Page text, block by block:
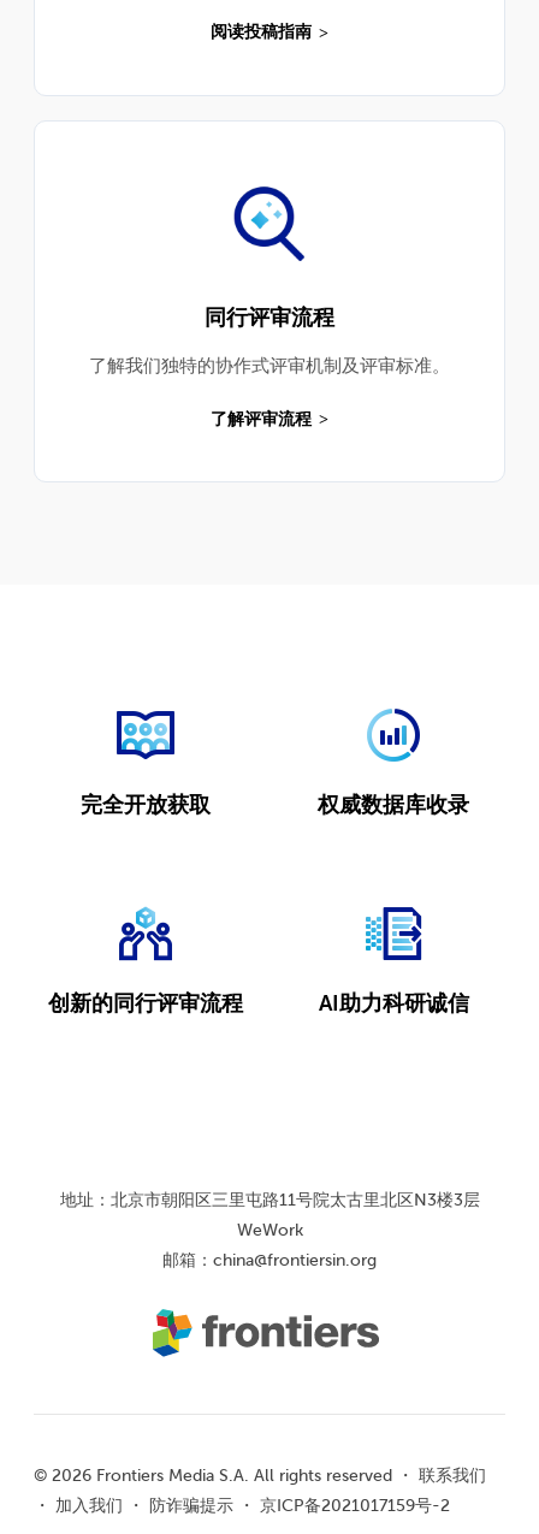
阅读投稿指南
同行评审流程
了解我们独特的协作式评审机制及评审标准。
了解评审流程
完全开放获取 权威数据库收录
创新的同行评审流程 AI助力科研诚信
地址：北京市朝阳区三里屯路11号院太古里北区N3楼3层
WeWork
邮箱： china@frontiersin.org
© 2026 Frontiers Media S.A. All rights reserved ・ 联系我们
・ 加入我们 ・ 防诈骗提示 ・ 京ICP备2021017159号-2